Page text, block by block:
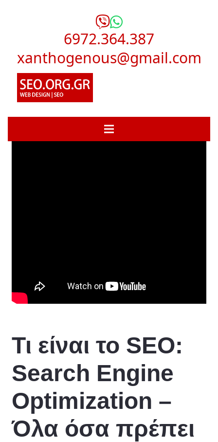
6972.364.387
xanthogenous@gmail.com
Τι είναι το SEO:
Search Engine
Optimization –
Όλα όσα πρέπει